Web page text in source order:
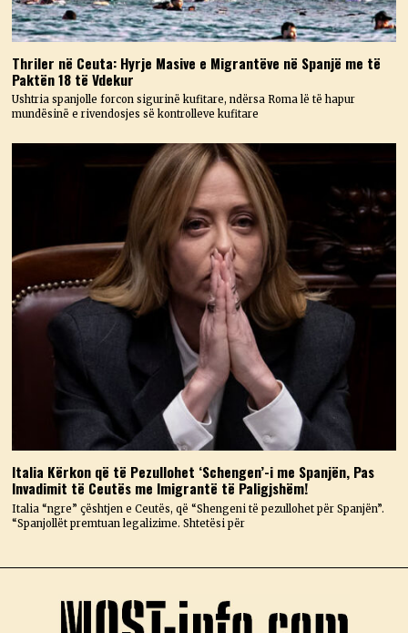
Thriler në Ceuta: Hyrje Masive e Migrantëve në Spanjë me të
Paktën 18 të Vdekur
Ushtria spanjolle forcon sigurinë kufitare, ndërsa Roma lë të hapur
mundësinë e rivendosjes së kontrolleve kufitare
Italia Kërkon që të Pezullohet ‘Schengen’-i me Spanjën, Pas
Invadimit të Ceutës me Imigrantë të Paligjshëm!
Italia “ngre” çështjen e Ceutës, që “Shengeni të pezullohet për Spanjën”.
“Spanjollët premtuan legalizime. Shtetësi për